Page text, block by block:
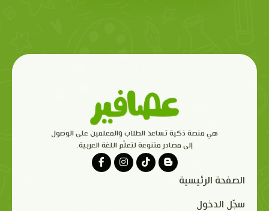
هي منصة ذكية تساعد الطلاب والمعلمين على الوصول
إلى مصادر متنوعة لتعلّم اللغة العربية.
الصفحة الرئيسية
سجّل الدخول